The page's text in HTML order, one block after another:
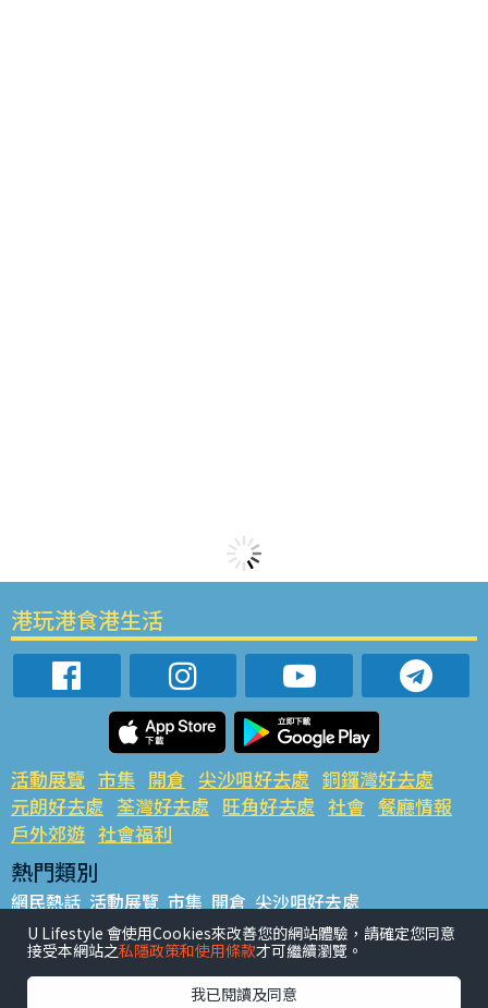
港玩港食港生活
活動展覽 市集 開倉 尖沙咀好去處 銅鑼灣好去處
元朗好去處 荃灣好去處 旺角好去處 社會 餐廳情報
戶外郊遊 社會福利
熱門類別
網民熱話 活動展覽 市集 開倉 尖沙咀好去處
銅鑼灣好去處 元朗好去處 荃灣好去處 旺角好去處 社會
餐廳情報 戶外郊遊
熱門標籤
U Lifestyle 會使用Cookies來改善您的網站體驗，請確定您同意
接受本網站之私隱政策和使用條款才可繼續瀏覽。
我已閱讀及同意